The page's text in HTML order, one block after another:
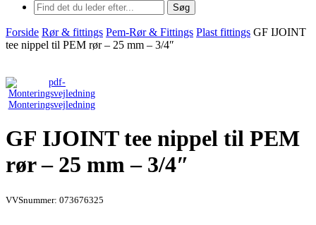
Søg
Forside Rør & fittings Pem-Rør & Fittings Plast fittings GF IJOINT
tee nippel til PEM rør – 25 mm – 3/4″
Monteringsvejledning
GF IJOINT tee nippel til PEM
rør – 25 mm – 3/4″
VVSnummer: 073676325